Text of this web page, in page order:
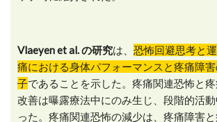
Vlaeyen et al. の研究は、 恐怖回避思考と
痛における身体パフォーマンスと疼痛障
子であることを示した。疼痛関連恐怖と
改善は曝露療法中にのみ生じ、段階的活
った。疼痛関連恐怖の減少は、疼痛障害